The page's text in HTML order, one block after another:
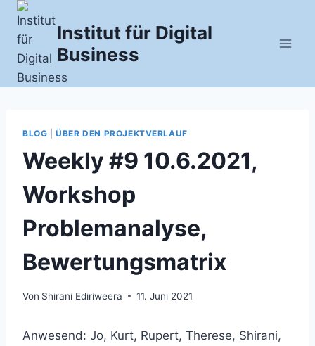
Zum
Inhalt
springen
Institut für Digital
Business
BLOG |ÜBER DEN PROJEKTVERLAUF
Weekly #9 10.6.2021,
Workshop
Problemanalyse,
Bewertungsmatrix
Von Shirani Ediriweera 11. Juni 2021
Anwesend: Jo, Kurt, Rupert, Therese, Shirani,